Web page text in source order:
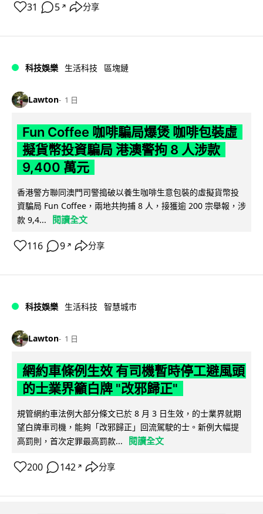
31 5 ↗ 分享
科技娛樂 生活科技 區塊鏈
Lawton 1 日
Fun Coffee 咖啡騙局爆煲 咖啡包裝虛
擬貨幣投資騙局 港澳警拘 8 人涉款
9,400 萬元
香港警方聯同澳門司警搗破以養生咖啡生意包裝的虛擬貨幣投
資騙局 Fun Coffee，兩地共拘捕 8 人，接獲逾 200 宗舉報，涉
款 9,4...
閱讀全文
116 9 ↗ 分享
科技娛樂 生活科技 智慧城市
Lawton 1 日
網約車條例生效 有司機暫時停工避風頭
的士業界籲白牌 "改邪歸正"
規管網約車法例大部分條文已於 8 月 3 日生效，的士業界就期
望白牌車司機，能夠「改邪歸正」回流駕駛的士。新例大幅提
高罰則，首次定罪最高罰款...
閱讀全文
200 142 ↗ 分享